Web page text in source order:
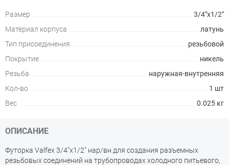
Размер
3/4"х1/2"
Материал корпуса
латунь
Тип присоединения
резьбовой
Покрытие
никель
Резьба
наружная-внутренняя
Кол-во
1 шт
Вес
0.025 кг
ОПИСАНИЕ
Футорка Valfex 3/4"х1/2" нар/вн для создания разъемных
резьбовых соединений на трубопроводах холодного питьевого,